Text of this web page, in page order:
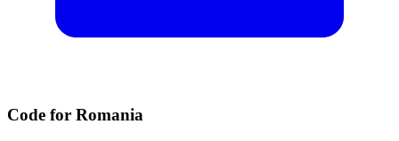
Code for Romania